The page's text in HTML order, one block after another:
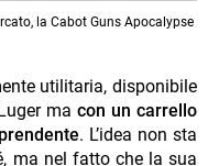
la Cabot Guns Apocalypse
utilitaria, disponibile
ma con un carrello
. L’idea non sta
ma nel fatto che la sua